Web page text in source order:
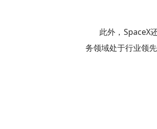
此外，SpaceX
务领域处于行业领